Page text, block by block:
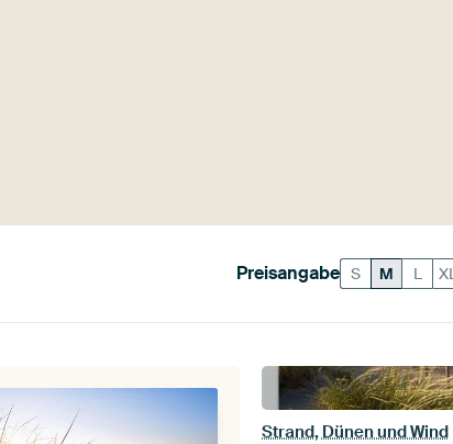
Preisangabe S M L XL
Strand, Dünen und Wind